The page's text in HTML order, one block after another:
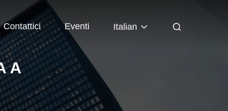
Contattici Eventi Italian
A